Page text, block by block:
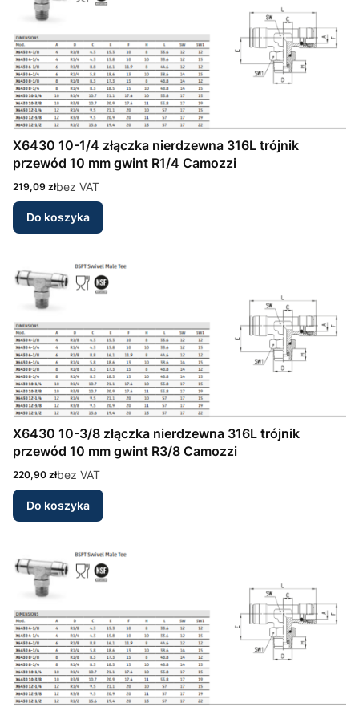
X6430 10-1/4 złączka nierdzewna 316L trójnik
przewód 10 mm gwint R1/4 Camozzi
Cena
219,09 złbez VAT
Do koszyka
X6430 10-3/8 złączka nierdzewna 316L trójnik
przewód 10 mm gwint R3/8 Camozzi
Cena
220,90 złbez VAT
Do koszyka